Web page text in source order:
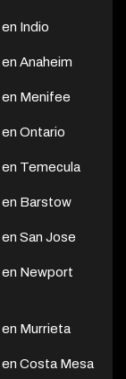
Indio
Anaheim
Menifee
Ontario
Temecula
Barstow
San Jose
Newport
Murrieta
Costa Mesa